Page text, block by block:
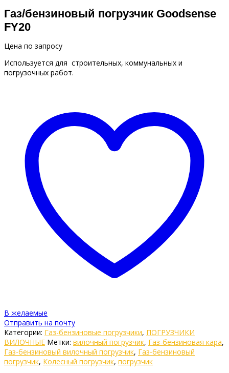
Газ/бензиновый погрузчик Goodsense
FY20
Цена по запросу
Используется для строительных, коммунальных и
погрузочных работ.
В желаемые
Отправить на почту
Категории: Газ-бензиновые погрузчики, ПОГРУЗЧИКИ
ВИЛОЧНЫЕ Метки: вилочный погрузчик, Газ-бензиновая кара,
Газ-бензиновый вилочный погрузчик, Газ-бензиновый
погрузчик, Колесный погрузчик, погрузчик